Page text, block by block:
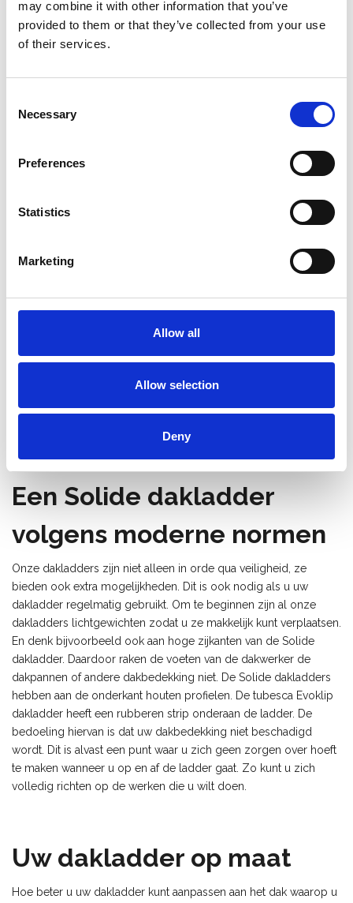
may combine it with other information that you’ve
provided to them or that they’ve collected from your use
of their services.
Selection
Necessary
Preferences
Statistics
Marketing
Allow all
Allow selection
Deny
Nokhaak ladder -
Aluminium
dakladders
Werken op een dak is en blijft een gevaarlijke onderneming. Bij
Ladder-Steiger doen wij er alles aan om al uw dakwerken veilig
en efficiënt te laten verlopen. Wij bieden dakladders aan volgens
de Europese veiligheidsnormen en hebben daarbij ook oog
voor privé als voor professioneel gebruik. Kiest u voor
afzonderlijke onderdelen of gaat u voor een volledige set? Wij
Een Solide dakladder
volgens moderne normen
Onze dakladders zijn niet alleen in orde qua veiligheid, ze
bieden ook extra mogelijkheden. Dit is ook nodig als u uw
dakladder regelmatig gebruikt. Om te beginnen zijn al onze
dakladders lichtgewichten zodat u ze makkelijk kunt verplaatsen.
En denk bijvoorbeeld ook aan hoge zijkanten van de Solide
dakladder. Daardoor raken de voeten van de dakwerker de
dakpannen of andere dakbedekking niet. De Solide dakladders
hebben aan de onderkant houten profielen. De tubesca Evoklip
dakladder heeft een rubberen strip onderaan de ladder. De
bedoeling hiervan is dat uw dakbedekking niet beschadigd
wordt. Dit is alvast een punt waar u zich geen zorgen over hoeft
te maken wanneer u op en af de ladder gaat. Zo kunt u zich
volledig richten op de werken die u wilt doen.
Uw dakladder op maat
Hoe beter u uw dakladder kunt aanpassen aan het dak waarop u